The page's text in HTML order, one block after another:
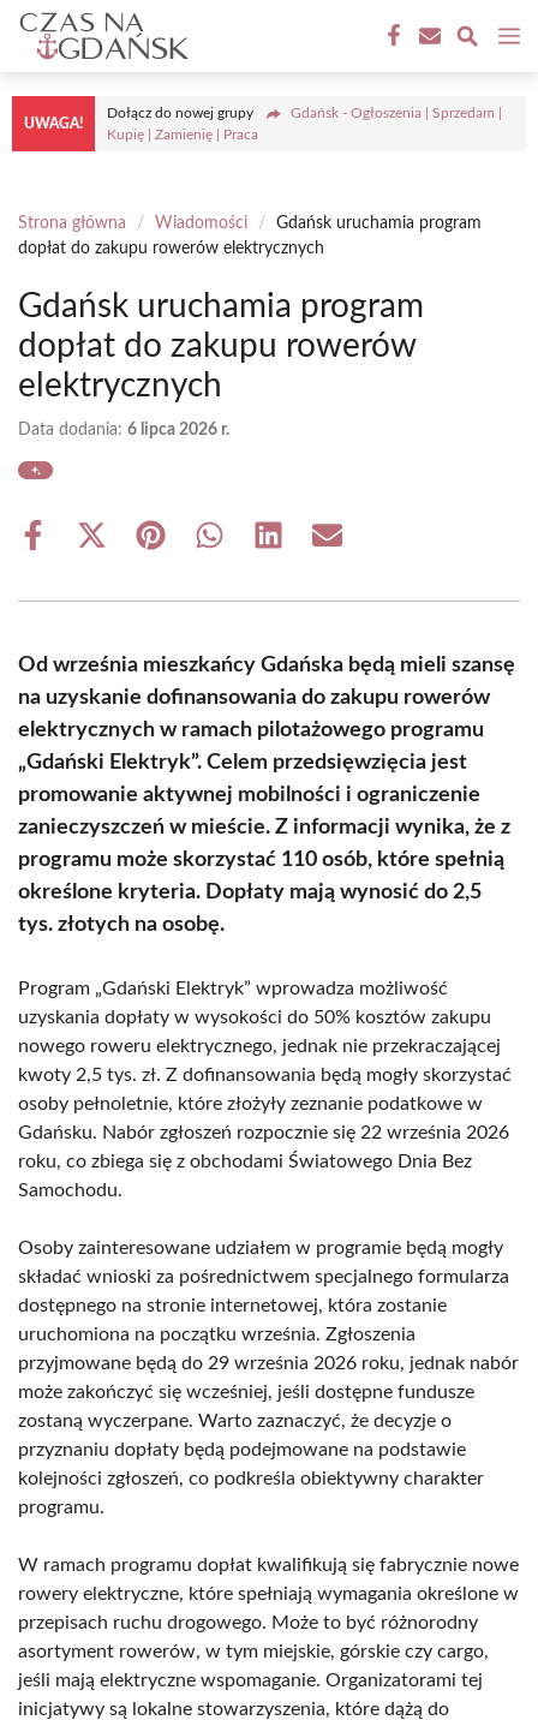
Przejdź
treści
UWAGA!
Dołącz do nowej grupy
Gdańsk - Ogłoszenia | Sprzedam |
Kupię | Zamienię | Praca
Strona główna / Wiadomości /
Gdańsk uruchamia program
dopłat do zakupu rowerów elektrycznych
Gdańsk uruchamia program
dopłat do zakupu rowerów
elektrycznych
Data dodania: 6 lipca 2026 r.
Share
Share
(Twitter)
Share Share Share Share
Od września mieszkańcy Gdańska będą mieli szansę
na uzyskanie dofinansowania do zakupu rowerów
elektrycznych w ramach pilotażowego programu
„Gdański Elektryk”. Celem przedsięwzięcia jest
promowanie aktywnej mobilności i ograniczenie
zanieczyszczeń w mieście. Z informacji wynika, że z
programu może skorzystać 110 osób, które spełnią
określone kryteria. Dopłaty mają wynosić do 2,5
tys. złotych na osobę.
Program „Gdański Elektryk” wprowadza możliwość
uzyskania dopłaty w wysokości do 50% kosztów zakupu
nowego roweru elektrycznego, jednak nie przekraczającej
kwoty 2,5 tys. zł. Z dofinansowania będą mogły skorzystać
osoby pełnoletnie, które złożyły zeznanie podatkowe w
Gdańsku. Nabór zgłoszeń rozpocznie się 22 września 2026
roku, co zbiega się z obchodami Światowego Dnia Bez
Samochodu.
Osoby zainteresowane udziałem w programie będą mogły
składać wnioski za pośrednictwem specjalnego formularza
dostępnego na stronie internetowej, która zostanie
uruchomiona na początku września. Zgłoszenia
przyjmowane będą do 29 września 2026 roku, jednak nabór
może zakończyć się wcześniej, jeśli dostępne fundusze
zostaną wyczerpane. Warto zaznaczyć, że decyzje o
przyznaniu dopłaty będą podejmowane na podstawie
kolejności zgłoszeń, co podkreśla obiektywny charakter
programu.
W ramach programu dopłat kwalifikują się fabrycznie nowe
rowery elektryczne, które spełniają wymagania określone w
przepisach ruchu drogowego. Może to być różnorodny
asortyment rowerów, w tym miejskie, górskie czy cargo,
jeśli mają elektryczne wspomaganie. Organizatorami tej
inicjatywy są lokalne stowarzyszenia, które dążą do